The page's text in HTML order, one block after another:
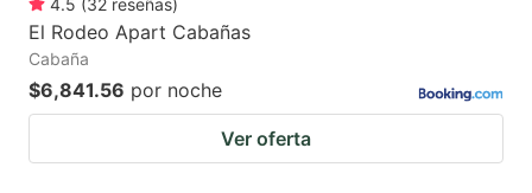
El Rodeo Apart Cabañas
Cabaña
$6,841.56 por noche
Ver oferta